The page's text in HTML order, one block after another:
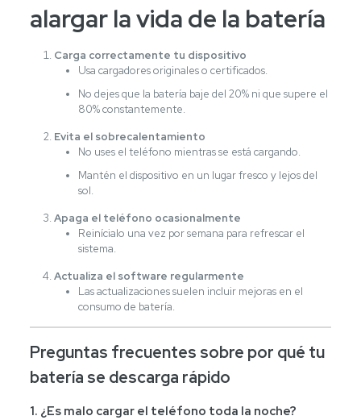
alargar la vida de la batería
Carga correctamente tu dispositivo
Usa cargadores originales o certificados.
No dejes que la batería baje del 20% ni que supere el
80% constantemente.
Evita el sobrecalentamiento
No uses el teléfono mientras se está cargando.
Mantén el dispositivo en un lugar fresco y lejos del
sol.
Apaga el teléfono ocasionalmente
Reinícialo una vez por semana para refrescar el
sistema.
Actualiza el software regularmente
Las actualizaciones suelen incluir mejoras en el
consumo de batería.
Preguntas frecuentes sobre por qué tu
batería se descarga rápido
1. ¿Es malo cargar el teléfono toda la noche?